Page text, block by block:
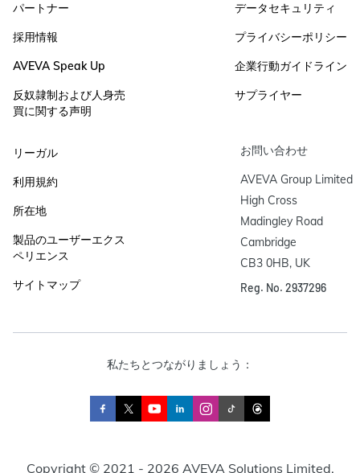
パートナー
採用情報
AVEVA Speak Up
反奴隷制および人身売
買に関する声明
データセキュリティ
プライバシーポリシー
企業行動ガイドライン
サプライヤー
リーガル
利用規約
所在地
製品のユーザーエクス
ペリエンス
サイトマップ
お問い合わせ
AVEVA Group Limited
High Cross
Madingley Road
Cambridge
CB3 0HB, UK
Reg. No. 2937296
私たちとつながりましょう：
Copyright © 2021 - 2026 AVEVA Solutions Limited.